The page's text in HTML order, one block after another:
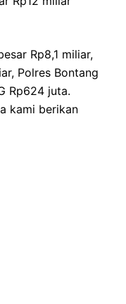
Rp8,1 miliar,
Polres Bontang
Rp624 juta.
kami berikan